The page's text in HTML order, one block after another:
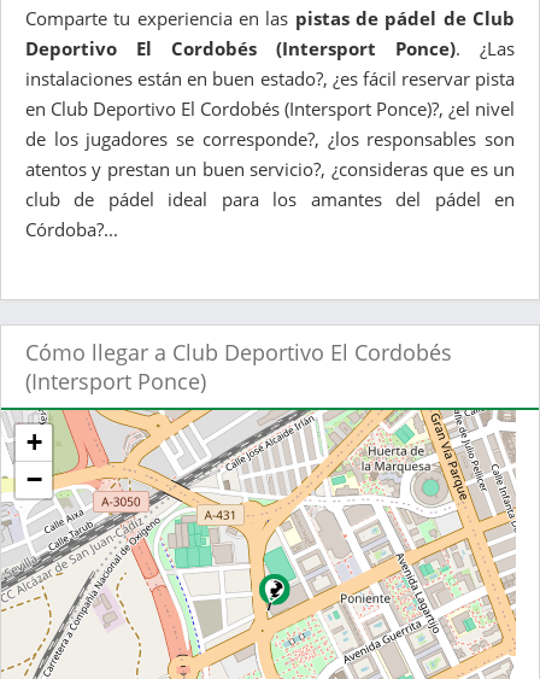
Comparte tu experiencia en las pistas de pádel de Club
Deportivo El Cordobés (Intersport Ponce). ¿Las
instalaciones están en buen estado?, ¿es fácil reservar pista
en Club Deportivo El Cordobés (Intersport Ponce)?, ¿el nivel
de los jugadores se corresponde?, ¿los responsables son
atentos y prestan un buen servicio?, ¿consideras que es un
club de pádel ideal para los amantes del pádel en
Córdoba?...
Cómo llegar a Club Deportivo El Cordobés
(Intersport Ponce)
+
−